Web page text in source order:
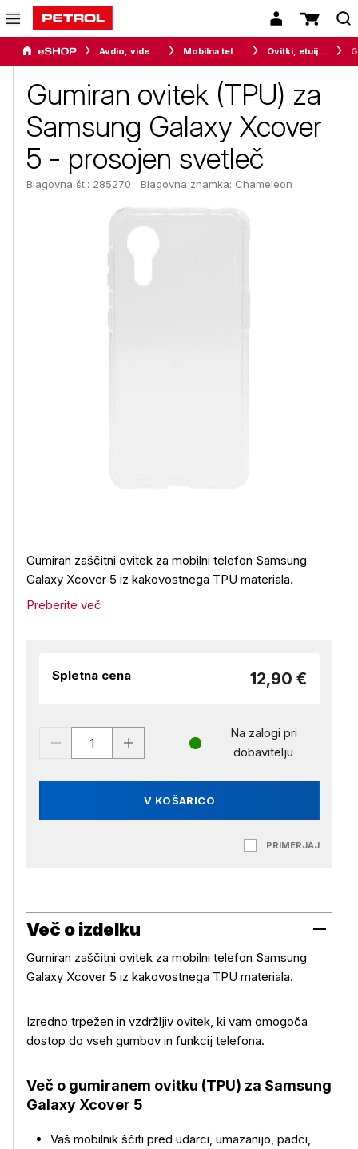
Avdio, video in telefonija Mobilna telefonija Ovitki, etuiji, torbice in držala
Gumiran ovitek (TPU) za
Samsung Galaxy Xcover
5 - prosojen svetleč
Blagovna št.: 285270 Blagovna znamka: Chameleon
Gumiran zaščitni ovitek za mobilni telefon Samsung
Galaxy Xcover 5 iz kakovostnega TPU materiala.
Preberite več
Spletna cena 12,90 €
V KOŠARICO
Na zalogi pri
dobavitelju
PRIMERJAJ
Več o izdelku
Več o izdelku
Gumiran zaščitni ovitek za mobilni telefon Samsung
Galaxy Xcover 5 iz kakovostnega TPU materiala.
Izredno trpežen in vzdržljiv ovitek, ki vam omogoča
dostop do vseh gumbov in funkcij telefona.
Več o gumiranem ovitku (TPU) za Samsung
Galaxy Xcover 5
Vaš mobilnik ščiti pred udarci, umazanijo, padci,